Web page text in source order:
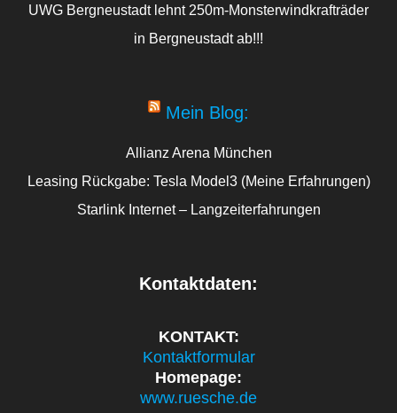
UWG Bergneustadt lehnt 250m-Monsterwindkrafträder
in Bergneustadt ab!!!
Mein Blog:
Allianz Arena München
Leasing Rückgabe: Tesla Model3 (Meine Erfahrungen)
Starlink Internet – Langzeiterfahrungen
Kontaktdaten:
KONTAKT:
Kontaktformular
Homepage:
www.ruesche.de